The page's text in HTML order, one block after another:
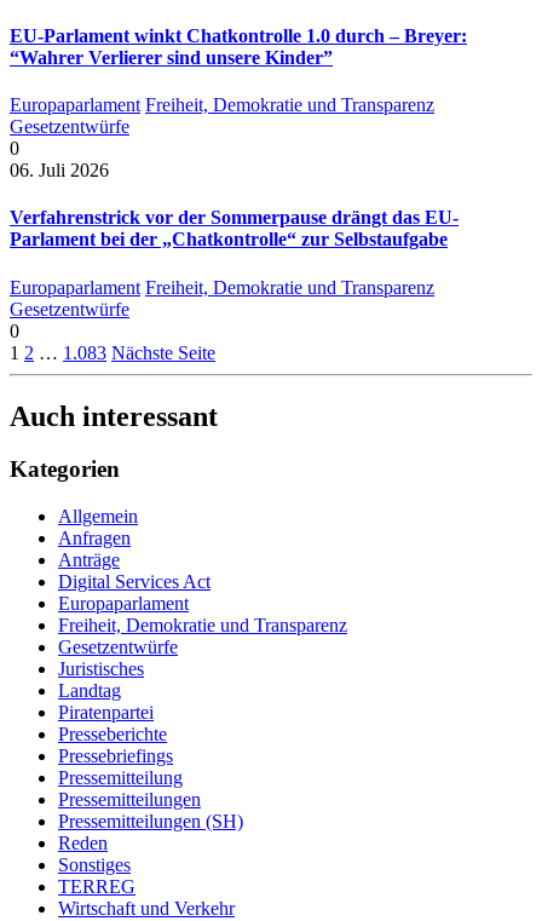
EU-Parlament winkt Chatkontrolle 1.0 durch – Breyer:
“Wahrer Verlierer sind unsere Kinder”
Europaparlament Freiheit, Demokratie und Transparenz
Gesetzentwürfe
0
06. Juli 2026
Verfahrenstrick vor der Sommerpause drängt das EU-
Parlament bei der „Chatkontrolle“ zur Selbstaufgabe
Europaparlament Freiheit, Demokratie und Transparenz
Gesetzentwürfe
0
1 2 … 1.083 Nächste Seite
Auch interessant
Kategorien
Allgemein
Anfragen
Anträge
Digital Services Act
Europaparlament
Freiheit, Demokratie und Transparenz
Gesetzentwürfe
Juristisches
Landtag
Piratenpartei
Presseberichte
Pressebriefings
Pressemitteilung
Pressemitteilungen
Pressemitteilungen (SH)
Reden
Sonstiges
TERREG
Wirtschaft und Verkehr